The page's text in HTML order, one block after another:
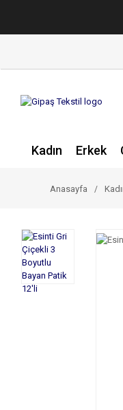
Kadın Erkek
Anasayfa